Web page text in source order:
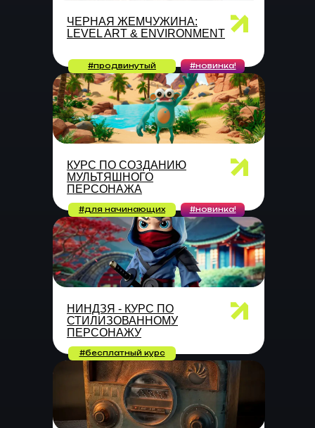
ЧЕРНАЯ ЖЕМЧУЖИНА:
LEVEL ART & ENVIRONMENT
#продвинутый #новинка!
КУРС ПО СОЗДАНИЮ
МУЛЬТЯШНОГО
ПЕРСОНАЖА
#для начинающих #новинка!
НИНДЗЯ - КУРС ПО
СТИЛИЗОВАННОМУ
ПЕРСОНАЖУ
#бесплатный курс